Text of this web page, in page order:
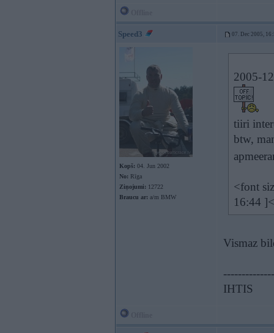
Speed3 07. Dec 2005,
Kopš: 04. Jun 2002
No: Rīga
Ziņojumi: 12722
Braucu ar: a/m BMW
2005-
tiiri
btw,
<font
16:44
Vismaz
IHTIS